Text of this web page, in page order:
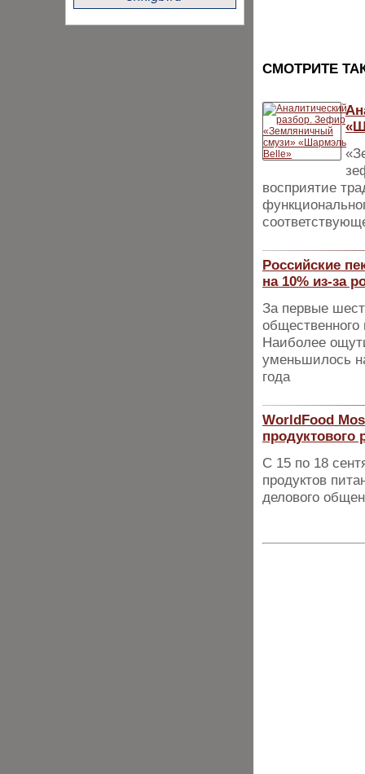
CМОТРИТЕ
восприятие
Российские
на 10% из-за
За первые
Наиболее
уменьшилось
года
WorldFood
продуктового
С 15 по 18
продуктов
делового